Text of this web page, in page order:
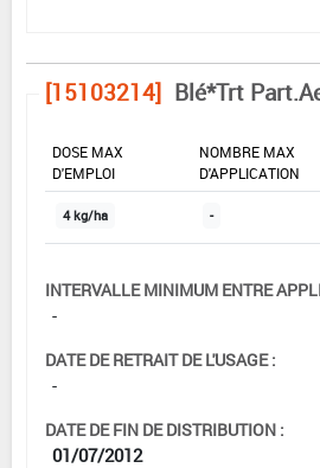
[15103214] Blé*Trt
DOSE MAX
D'EMPLOI
NOMBRE MAX
D'APPLICATION
4 kg/ha -
INTERVALLE MINIMUM ENTRE
-
DATE DE RETRAIT DE L'USAGE :
-
DATE DE FIN DE DISTRIBUTION :
01/07/2012